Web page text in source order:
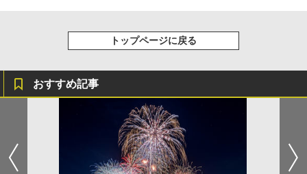
トップページに戻る
おすすめ記事